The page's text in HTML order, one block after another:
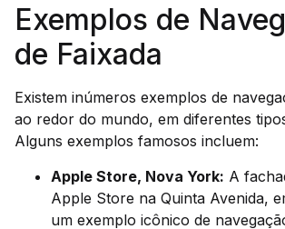
Exemplos de
de Faixada
Existem inúmeros exemplos de
ao redor do mundo, em diferentes
Alguns exemplos famosos incluem:
Apple Store, Nova York: A
Apple Store na Quinta Avenida,
um exemplo icônico de